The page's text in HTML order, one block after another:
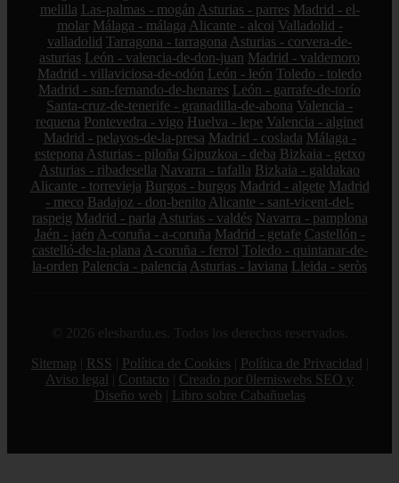
melilla Las-palmas - mogán Asturias - parres Madrid - el-
molar Málaga - málaga Alicante - alcoi Valladolid -
valladolid Tarragona - tarragona Asturias - corvera-de-
asturias León - valencia-de-don-juan Madrid - valdemoro
Madrid - villaviciosa-de-odón León - león Toledo - toledo
Madrid - san-fernando-de-henares León - garrafe-de-torío
Santa-cruz-de-tenerife - granadilla-de-abona Valencia -
requena Pontevedra - vigo Huelva - lepe Valencia - alginet
Madrid - pelayos-de-la-presa Madrid - coslada Málaga -
estepona Asturias - piloña Gipuzkoa - deba Bizkaia - getxo
Asturias - ribadesella Navarra - tafalla Bizkaia - galdakao
Alicante - torrevieja Burgos - burgos Madrid - algete Madrid
- meco Badajoz - don-benito Alicante - sant-vicent-del-
raspeig Madrid - parla Asturias - valdés Navarra - pamplona
Jaén - jaén A-coruña - a-coruña Madrid - getafe Castellón -
castelló-de-la-plana A-coruña - ferrol Toledo - quintanar-de-
la-orden Palencia - palencia Asturias - laviana Lleida - seròs
© 2026 elesbardu.es. Todos los derechos reservados.
Sitemap
RSS Política de Cookies Política de Privacidad
Aviso legal
Contacto
Creado por 0lemiswebs SEO y
Diseño web
Libro sobre Cabañuelas